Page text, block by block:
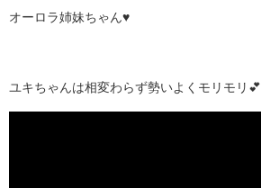
オーロラ姉妹ちゃん♥
ユキちゃんは相変わらず勢いよくモリモリ💕